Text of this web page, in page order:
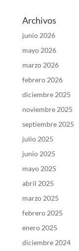
Archivos
junio 2026
mayo 2026
marzo 2026
febrero 2026
diciembre 2025
noviembre 2025
septiembre 2025
julio 2025
junio 2025
mayo 2025
abril 2025
marzo 2025
febrero 2025
enero 2025
diciembre 2024